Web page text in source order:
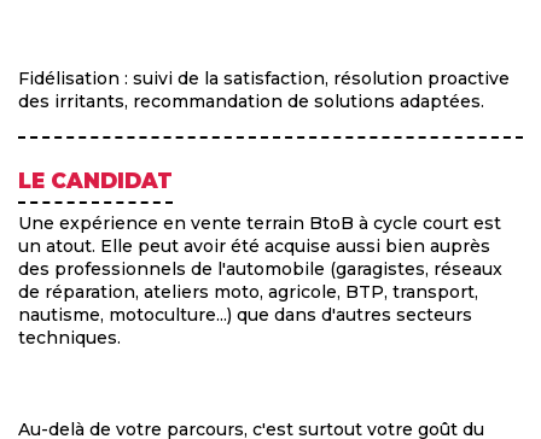
Fidélisation : suivi de la satisfaction, résolution proactive
des irritants, recommandation de solutions adaptées.
LE CANDIDAT
Une expérience en vente terrain BtoB à cycle court est
un atout. Elle peut avoir été acquise aussi bien auprès
des professionnels de l'automobile (garagistes, réseaux
de réparation, ateliers moto, agricole, BTP, transport,
nautisme, motoculture...) que dans d'autres secteurs
techniques.
Au-delà de votre parcours, c'est surtout votre goût du